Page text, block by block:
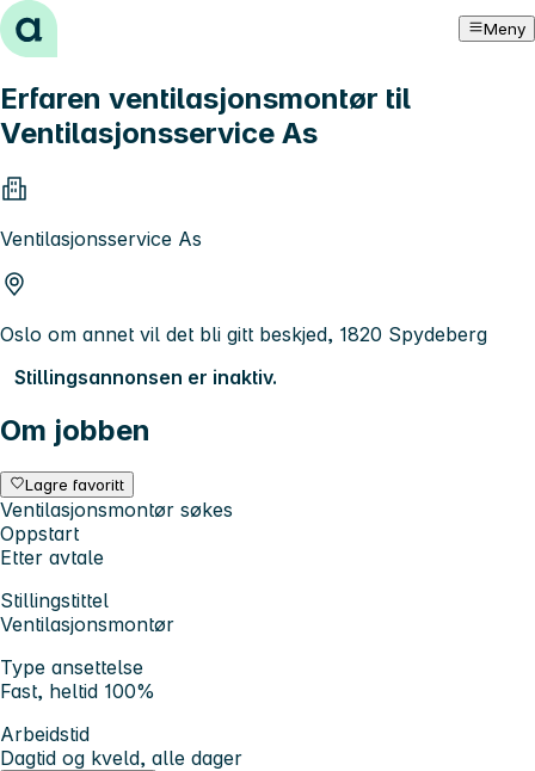
Hopp til innhold Meny
Erfaren ventilasjonsmontør til
Ventilasjonsservice As
Ventilasjonsservice As
Oslo om annet vil det bli gitt beskjed, 1820 Spydeberg
Stillingsannonsen er inaktiv.
Om jobben
Lagre favoritt
Ventilasjonsmontør søkes
Oppstart
Etter avtale
Stillingstittel
Ventilasjonsmontør
Type ansettelse
Fast, heltid 100%
Arbeidstid
Dagtid og kveld, alle dager